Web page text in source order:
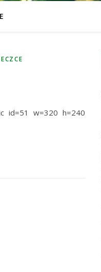
id=51 w=320 h=240